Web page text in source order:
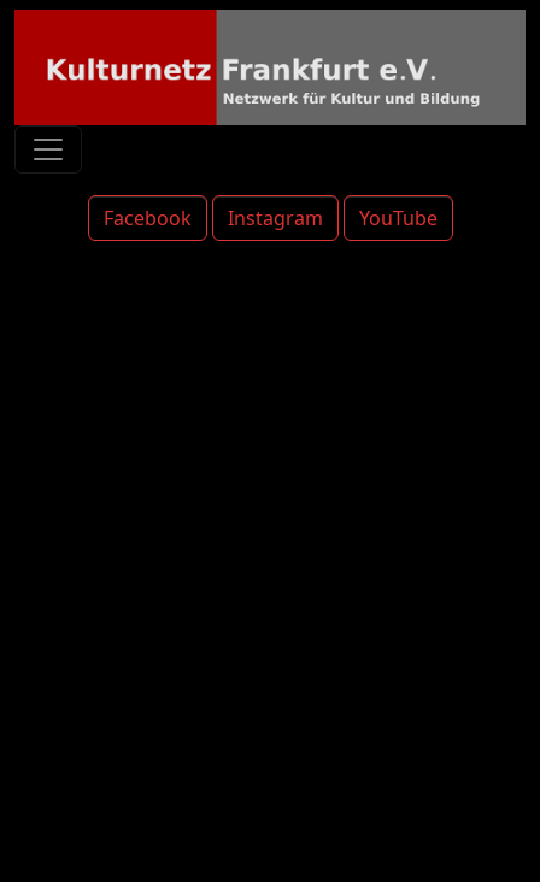
Facebook Instagram YouTube